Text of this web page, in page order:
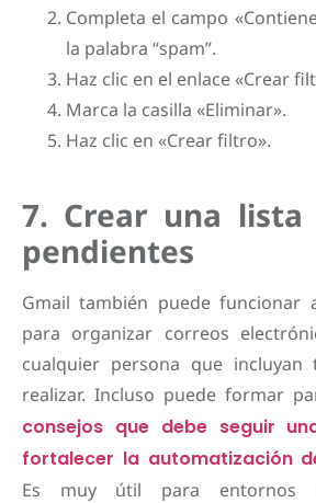
Completa el campo
la palabra “spam”.
Haz clic en el enlace «Crear
Marca la casilla «Eliminar».
Haz clic en «Crear filtro».
7. Crear una lista
pendientes
Gmail también puede funcionar
para organizar correos
cualquier persona que incluyan
realizar. Incluso puede formar
consejos que debe seguir
fortalecer la automatización
Es muy útil para entornos